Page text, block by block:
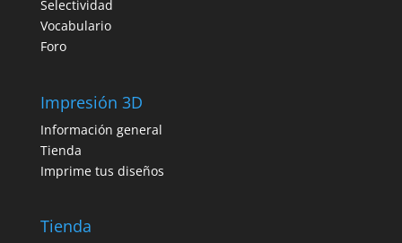
Selectividad
Vocabulario
Foro
Impresión 3D
Información general
Tienda
Imprime tus diseños
Tienda